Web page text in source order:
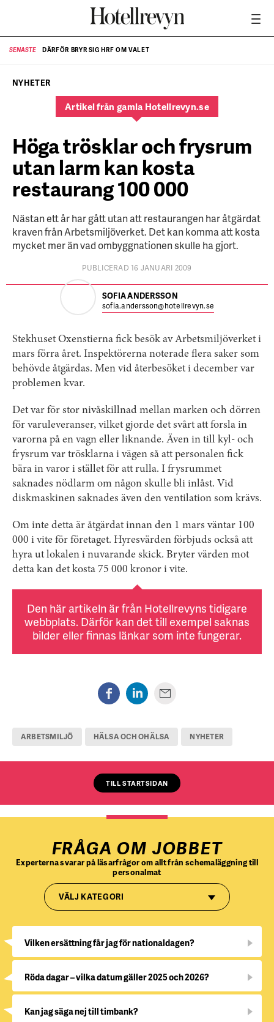
SENASTE DÄRFÖR BRYR SIG HRF OM VALET
NYHETER
Artikel från gamla Hotellrevyn.se
Höga trösklar och frysrum
utan larm kan kosta
restaurang 100 000
Nästan ett år har gått utan att restaurangen har åtgärdat
kraven från Arbetsmiljöverket. Det kan komma att kosta
mycket mer än vad ombyggnationen skulle ha gjort.
PUBLICERAD 16 JANUARI 2009
SOFIA ANDERSSON
sofia.andersson@hotellrevyn.se
Stekhuset Oxenstierna fick besök av Arbetsmiljöverket i
mars förra året. Inspektörerna noterade flera saker som
behövde åtgärdas. Men vid återbesöket i december var
problemen kvar.
Det var för stor nivåskillnad mellan marken och dörren
för varuleveranser, vilket gjorde det svårt att forsla in
varorna på en vagn eller liknande. Även in till kyl- och
frysrum var trösklarna i vägen så att personalen fick
bära in varor i stället för att rulla. I frysrummet
saknades nödlarm om någon skulle bli inlåst. Vid
diskmaskinen saknades även den ventilation som krävs.
Om inte detta är åtgärdat innan den 1 mars väntar 100
000 i vite för företaget. Hyresvärden förbjuds också att
hyra ut lokalen i nuvarande skick. Bryter värden mot
detta kan det kosta 75 000 kronor i vite.
Den här artikeln är från Hotellrevyns tidigare
webbplats. Därför kan det till exempel saknas
bilder eller finnas länkar som inte fungerar.
ARBETSMILJÖ HÄLSA OCH OHÄLSA NYHETER
TILL STARTSIDAN
FRÅGA OM JOBBET
Experterna svarar på läsarfrågor om allt från schemaläggning till
personalmat
VÄLJ KATEGORI
Vilken ersättning får jag för nationaldagen?
Röda dagar – vilka datum gäller 2025 och 2026?
Kan jag säga nej till timbank?